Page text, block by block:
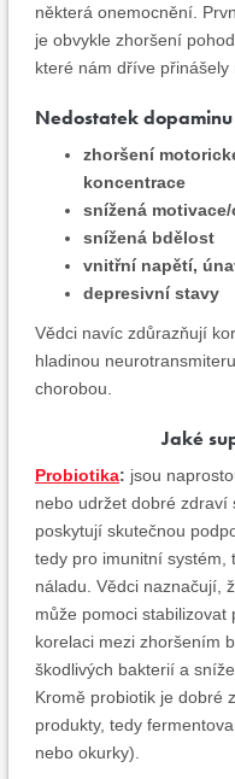
některá onemocnění.
je obvykle zhoršení
které nám dříve přinášely
Nedostatek
zhoršení
koncentrace
snížená
snížená bdělost
vnitřní napětí,
depresivní stavy
Vědci navíc zdůrazňují
hladinou
chorobou.
Jaké
Probiotika: jsou
nebo udržet dobré
poskytují skutečnou
tedy pro imunitní systém,
náladu. Vědci naznačují,
může pomoci stabilizovat
korelaci mezi zhoršením
škodlivých bakterií a
Kromě probiotik je dobré
produkty, tedy
nebo okurky).